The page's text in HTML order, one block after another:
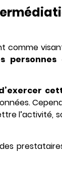
comme
l’activité,